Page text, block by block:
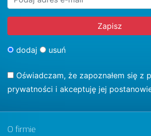
dodaj usuń
Oświadczam, że zapoznałem się z
prywatności i akceptuję jej
O firmie